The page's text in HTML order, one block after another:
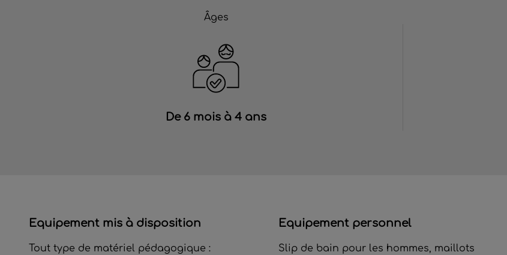
Âges
De 6 mois à 4 ans
Equipement mis à disposition
Tout type de matériel pédagogique :
Equipement personnel
Slip de bain pour les hommes, maillots